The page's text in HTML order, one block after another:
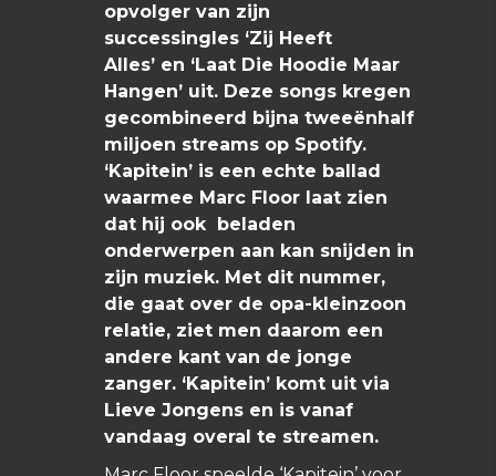
opvolger van zijn
successingles ‘Zij Heeft
Alles’ en ‘Laat Die Hoodie Maar
Hangen’ uit. Deze songs kregen
gecombineerd bijna tweeënhalf
miljoen streams op Spotify.
‘Kapitein’ is een echte ballad
waarmee Marc Floor laat zien
dat hij ook beladen
onderwerpen aan kan snijden in
zijn muziek. Met dit nummer,
die gaat over de opa-kleinzoon
relatie, ziet men daarom een
andere kant van de jonge
zanger. ‘Kapitein’ komt uit via
Lieve Jongens en is vanaf
vandaag overal te streamen.